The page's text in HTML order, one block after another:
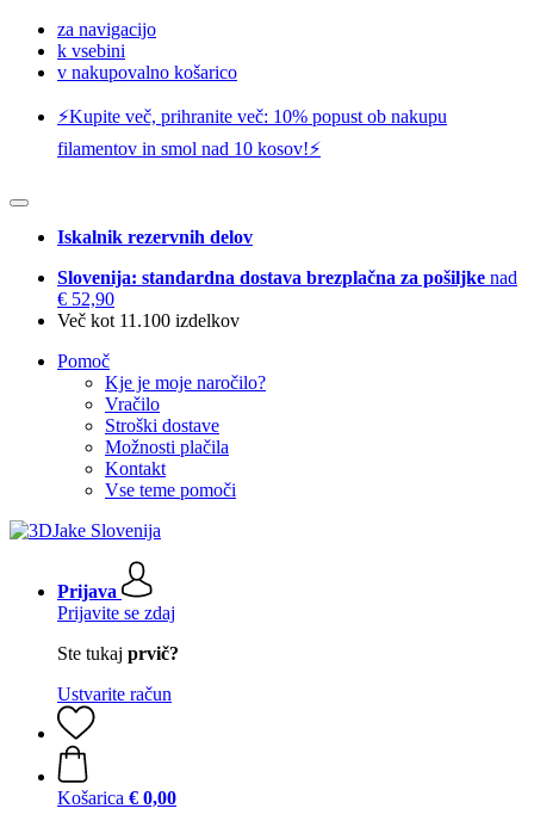
za navigacijo
k vsebini
v nakupovalno košarico
⚡️Kupite več, prihranite več: 10% popust ob nakupu
filamentov in smol nad 10 kosov!⚡️
Iskalnik rezervnih delov
Slovenija: standardna dostava brezplačna za pošiljke nad
€ 52,90
Več kot 11.100 izdelkov
Pomoč
Kje je moje naročilo?
Vračilo
Stroški dostave
Možnosti plačila
Kontakt
Vse teme pomoči
Prijava
Prijavite se zdaj
Ste tukaj prvič?
Ustvarite račun
Košarica € 0,00